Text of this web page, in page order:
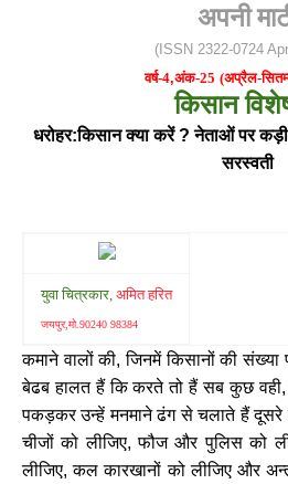
अपनी
(ISSN 2322-0724
वर्ष-4,अंक-25 (अप्रैल-
किसान
धरोहर:किसान क्या करें ? नेताओं पर
सरस्वती
युवा चित्रकार, अमित हरित
जयपुर,मो.90240 98384
कमाने वालों की,जिनमें किसानों की संख्या
बेढब हालत हैं कि करते तो हैं सब कुछ वही
पकड़कर उन्हें मनमाने ढंग से चलाते हैं दूसरे
चीजों को लीजिए,फौज और पुलिस को
लीजिए,कल कारखानों को लीजिए और